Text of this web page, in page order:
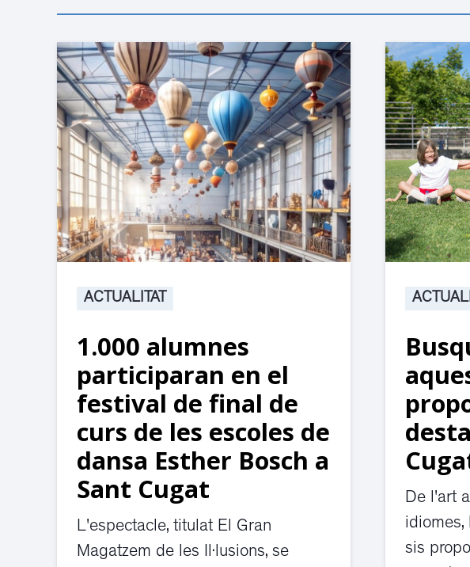
ACTUALITAT
1.000 alumnes
participaran en el
festival de final de
curs de les escoles de
dansa Esther Bosch a
Sant Cugat
L'espectacle, titulat El Gran
Magatzem de les Il·lusions, se
De l'art
idiomes,
sis